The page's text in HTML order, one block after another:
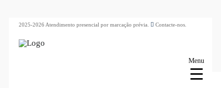
2025-2026 Atendimento presencial por marcação prévia. Contacte-nos.
Menu